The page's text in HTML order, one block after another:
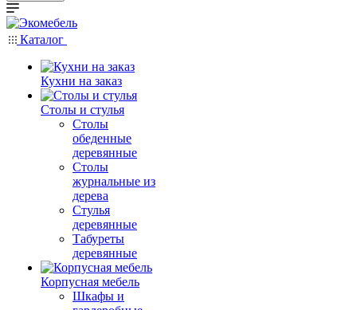
Каталог
Кухни на заказ
Столы и стулья
Столы
обеденные
деревянные
Столы
журнальные из
дерева
Стулья
деревянные
Табуреты
деревянные
Корпусная мебель
Шкафы и